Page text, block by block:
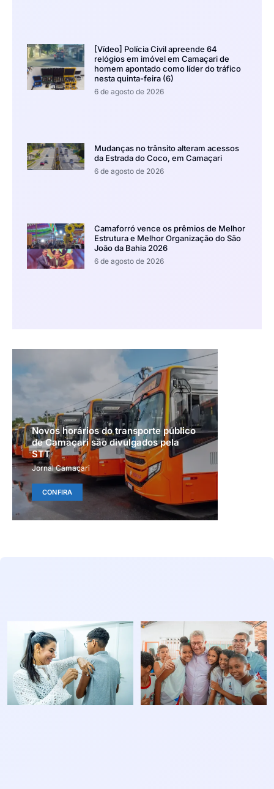
[Vídeo] Polícia Civil apreende 64
relógios em imóvel em Camaçari de
homem apontado como líder do tráfico
nesta quinta-feira (6)
6 de agosto de 2026
Mudanças no trânsito alteram acessos
da Estrada do Coco, em Camaçari
6 de agosto de 2026
Camaforró vence os prêmios de Melhor
Estrutura e Melhor Organização do São
João da Bahia 2026
6 de agosto de 2026
Novos horários do transporte público
de Camaçari são divulgados pela
STT
Jornal Camaçari
CONFIRA